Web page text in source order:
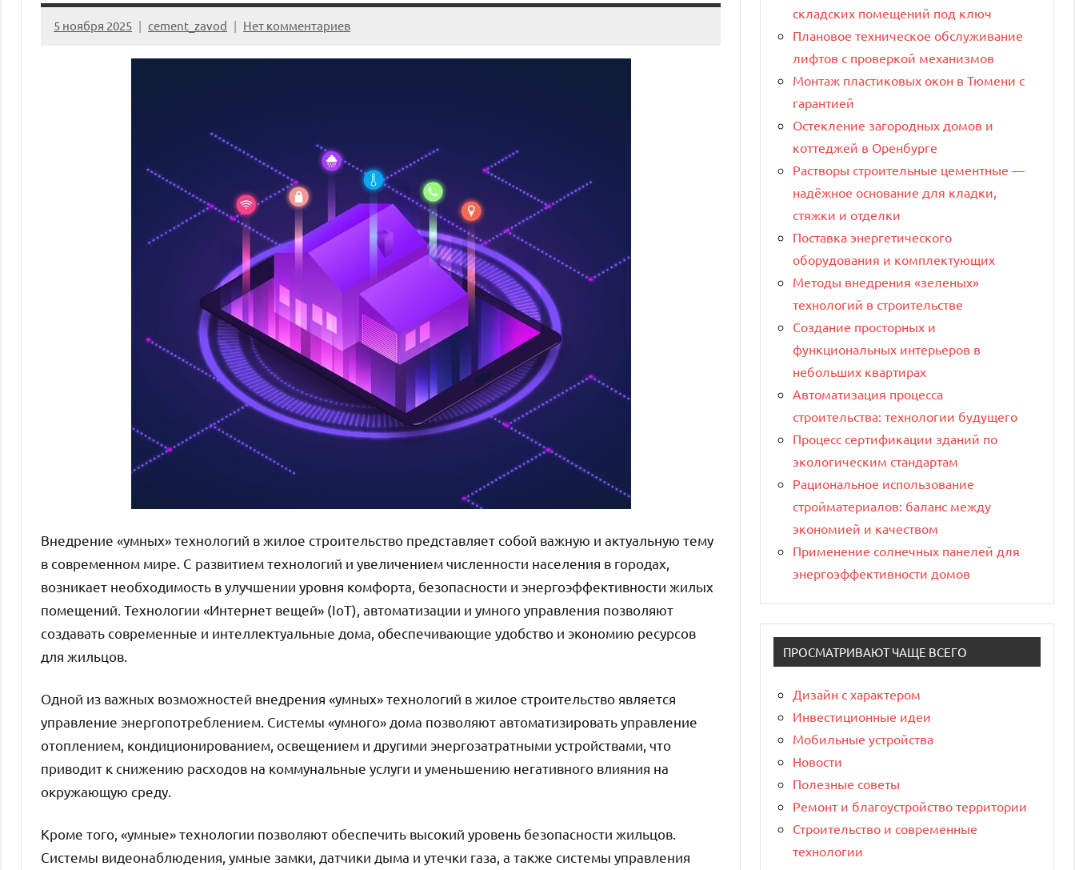
5 ноября 2025 cement_zavod Нет комментариев
Внедрение «умных» технологий в жилое строительство представляет собой важную и актуальную тему
в современном мире. С развитием технологий и увеличением численности населения в городах,
возникает необходимость в улучшении уровня комфорта, безопасности и энергоэффективности жилых
помещений. Технологии «Интернет вещей» (IoT), автоматизации и умного управления позволяют
создавать современные и интеллектуальные дома, обеспечивающие удобство и экономию ресурсов
для жильцов.
Одной из важных возможностей внедрения «умных» технологий в жилое строительство является
управление энергопотреблением. Системы «умного» дома позволяют автоматизировать управление
отоплением, кондиционированием, освещением и другими энергозатратными устройствами, что
приводит к снижению расходов на коммунальные услуги и уменьшению негативного влияния на
окружающую среду.
Кроме того, «умные» технологии позволяют обеспечить высокий уровень безопасности жильцов.
Системы видеонаблюдения, умные замки, датчики дыма и утечки газа, а также системы управления
складских помещений под ключ
Плановое техническое обслуживание
лифтов с проверкой механизмов
Монтаж пластиковых окон в Тюмени с
гарантией
Остекление загородных домов и
коттеджей в Оренбурге
Растворы строительные цементные —
надёжное основание для кладки,
стяжки и отделки
Поставка энергетического
оборудования и комплектующих
Методы внедрения «зеленых»
технологий в строительстве
Создание просторных и
функциональных интерьеров в
небольших квартирах
Автоматизация процесса
строительства: технологии будущего
Процесс сертификации зданий по
экологическим стандартам
Рациональное использование
стройматериалов: баланс между
экономией и качеством
Применение солнечных панелей для
энергоэффективности домов
ПРОСМАТРИВАЮТ ЧАЩЕ ВСЕГО
Дизайн с характером
Инвестиционные идеи
Мобильные устройства
Новости
Полезные советы
Ремонт и благоустройство территории
Строительство и современные
технологии